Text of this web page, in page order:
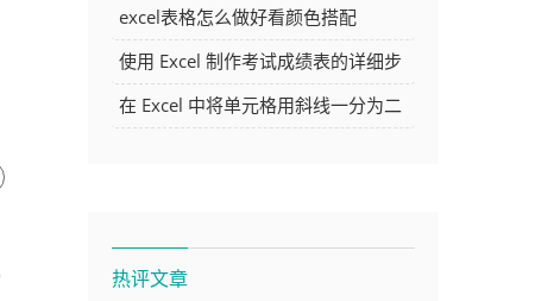
面指南
excel表格怎么做好看颜色搭配
使用 Excel 制作考试成绩表的详细步
骤及技巧
在 Excel 中将单元格用斜线一分为二
热评文章